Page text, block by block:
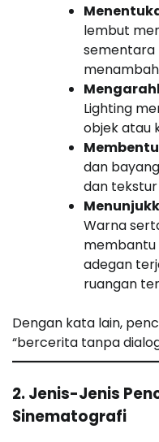
lembut
sementara
Lighting
objek atau
dan
dan
Warna
membantu
adegan
ruangan
Dengan kata lain,
“bercerita tanpa
2. Jenis-Jenis
Sinematografi